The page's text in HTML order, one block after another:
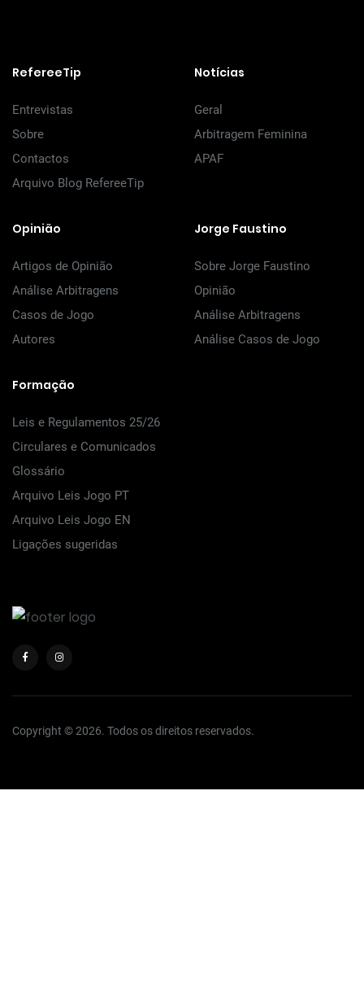
RefereeTip
Entrevistas
Sobre
Contactos
Arquivo Blog RefereeTip
Notícias
Geral
Arbitragem Feminina
APAF
Opinião
Artigos de Opinião
Análise Arbitragens
Casos de Jogo
Autores
Jorge Faustino
Sobre Jorge Faustino
Opinião
Análise Arbitragens
Análise Casos de Jogo
Formação
Leis e Regulamentos 25/26
Circulares e Comunicados
Glossário
Arquivo Leis Jogo PT
Arquivo Leis Jogo EN
Ligações sugeridas
Copyright © 2026. Todos os direitos reservados.